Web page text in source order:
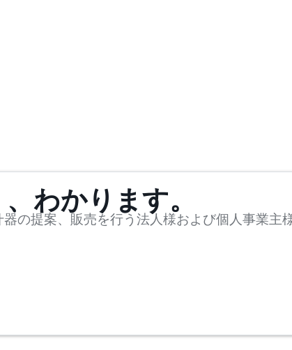
わかります。
の提案、販売を行う法人様および個人事業主